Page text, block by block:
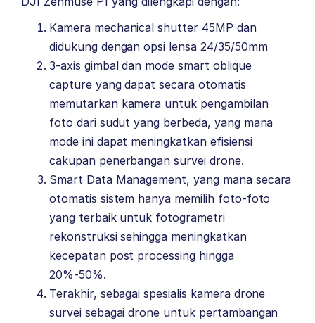
Kamera mechanical shutter 45MP dan
didukung dengan opsi lensa 24/35/50mm
3-axis gimbal dan mode smart oblique
capture yang dapat secara otomatis
memutarkan kamera untuk pengambilan
foto dari sudut yang berbeda, yang mana
mode ini dapat meningkatkan efisiensi
cakupan penerbangan survei drone.
Smart Data Management, yang mana secara
otomatis sistem hanya memilih foto-foto
yang terbaik untuk fotogrametri
rekonstruksi sehingga meningkatkan
kecepatan post processing hingga
20%-50%.
Terakhir, sebagai spesialis kamera drone
survei sebagai drone untuk pertambangan